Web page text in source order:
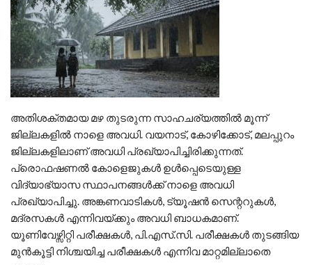
അതിശക്തമായ മഴ തുടരുന്ന സാഹചര്യത്തിൽ മൂന്ന്
ജില്ലകളിൽ നാളെ അവധി. വയനാട്, കോഴിക്കോട്, മലപ്പുറം
ജില്ലകളിലാണ് അവധി പ്രഖ്യാപിച്ചിരിക്കുന്നത്.
പ്രൊഫഷണൽ കോളെജുകൾ ഉൾപ്പെടെയുള്ള
വിദ്യാഭ്യാസ സ്ഥാപനങ്ങൾക്ക് നാളെ അവധി
പ്രഖ്യാപിച്ചു. അങ്കണവാടികൾ, ട്യൂഷൻ സെന്ററുകൾ,
മദ്രസകൾ എന്നിവയ്ക്കും അവധി ബാധകമാണ്.
യൂണിവേഴ്സിറ്റി പരീക്ഷകൾ, പി.എസ്.സി. പരീക്ഷകൾ തുടങ്ങിയ
മുൻകൂട്ടി നിശ്ചയിച്ച പരീക്ഷകൾ എന്നിവ മാറ്റമില്ലാതെ